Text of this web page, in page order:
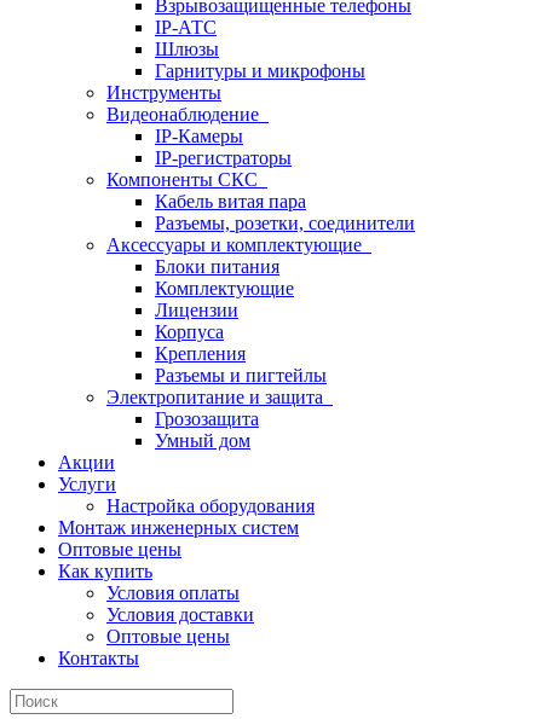
Взрывозащищенные телефоны
IP-АТС
Шлюзы
Гарнитуры и микрофоны
Инструменты
Видеонаблюдение
IP-Камеры
IP-регистраторы
Компоненты СКС
Кабель витая пара
Разъемы, розетки, соединители
Аксессуары и комплектующие
Блоки питания
Комплектующие
Лицензии
Корпуса
Крепления
Разъемы и пигтейлы
Электропитание и защита
Грозозащита
Умный дом
Акции
Услуги
Настройка оборудования
Монтаж инженерных систем
Оптовые цены
Как купить
Условия оплаты
Условия доставки
Оптовые цены
Контакты